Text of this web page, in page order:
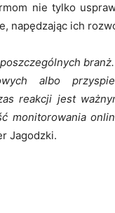
nie tylko
napędzając ich
albo
reakcji jest
monitorowania
Jagodzki.